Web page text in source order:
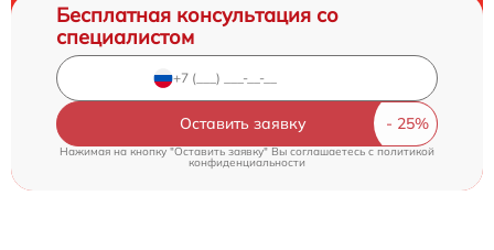
Бесплатная консультация со
специалистом
Оставить заявку
Нажимая на кнопку "Оставить заявку" Вы соглашаетесь cполитикой
конфиденциальности